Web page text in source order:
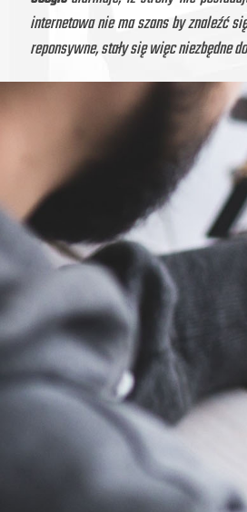
internetowa nie ma szans by znaleźć
reponsywne, stały się więc niezbędne